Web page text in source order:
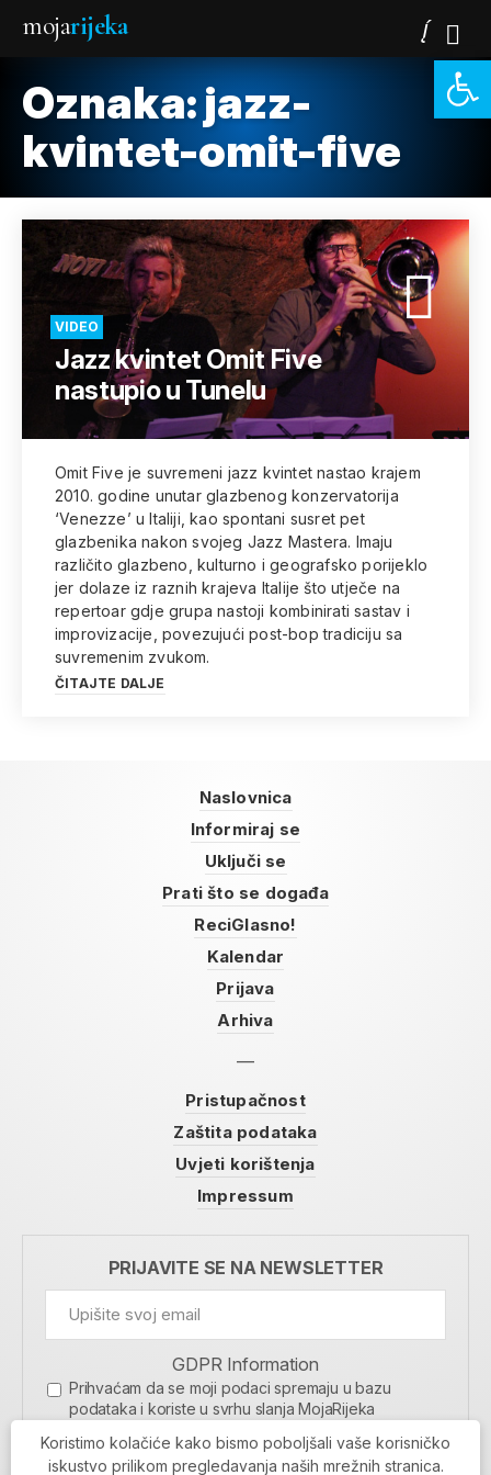
mojarijeka
Oznaka:jazz-
kvintet-omit-five
VIDEO
Jazz kvintet Omit Five
nastupio u Tunelu
Omit Five je suvremeni jazz kvintet nastao krajem
2010. godine unutar glazbenog konzervatorija
‘Venezze’ u Italiji, kao spontani susret pet
glazbenika nakon svojeg Jazz Mastera. Imaju
različito glazbeno, kulturno i geografsko porijeklo
jer dolaze iz raznih krajeva Italije što utječe na
repertoar gdje grupa nastoji kombinirati sastav i
improvizacije, povezujući post-bop tradiciju sa
suvremenim zvukom.
ČITAJTE DALJE
Naslovnica
Informiraj se
Uključi se
Prati što se događa
ReciGlasno!
Kalendar
Prijava
Arhiva
Pristupačnost
Zaštita podataka
Uvjeti korištenja
Impressum
PRIJAVITE SE NA NEWSLETTER
GDPR Information
Prihvaćam da se moji podaci spremaju u bazu
podataka i koriste u svrhu slanja MojaRijeka
MOJARIJEKA NEWSLETTER
Koristimo kolačiće kako bismo poboljšali vaše korisničko
iskustvo prilikom pregledavanja naših mrežnih stranica.